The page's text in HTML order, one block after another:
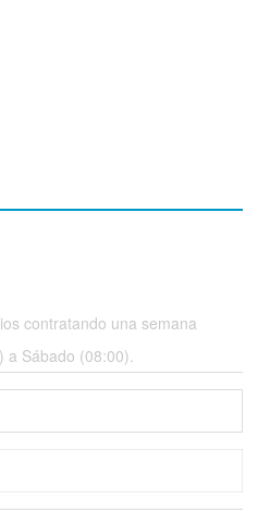
contratando una semana
a Sábado (08:00).